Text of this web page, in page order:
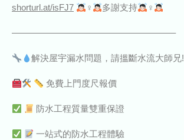
shorturl.at/isFJ7
‍♀‍ 多謝支持 ‍♀‍
——————————————————–
解決屋宇漏水問題，請搵斷水流大師兄!
免費上門度尺報價
防水工程質量雙重保證
一站式的防水工程體驗